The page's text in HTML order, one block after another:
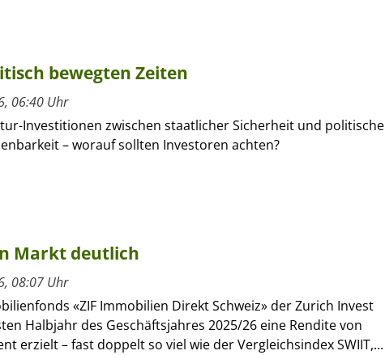
bewegten Zeiten
06:40 Uhr
Investitionen zwischen staatlicher Sicherheit und
– worauf sollten Investoren achten?
Markt deutlich
08:07 Uhr
«ZIF Immobilien Direkt Schweiz» der Zurich Invest
Halbjahr des Geschäftsjahres 2025/26 eine Rendite von
erzielt – fast doppelt so viel wie der Vergleichsindex SWIIT,...